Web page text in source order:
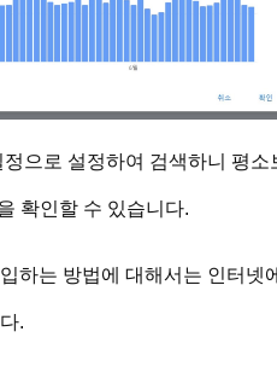
으로 설정하여 검색하니 평소
확인할 수 있습니다.
하는 방법에 대해서는 인터넷
.